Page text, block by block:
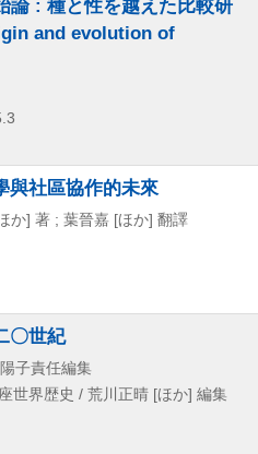
論 : 種と性を越えた比較研
and evolution of
與社區協作的未來
か] 著 ; 葉晉嘉 [ほか] 翻譯
〇世紀
子責任編集
世界歴史 / 荒川正晴 [ほか] 編集